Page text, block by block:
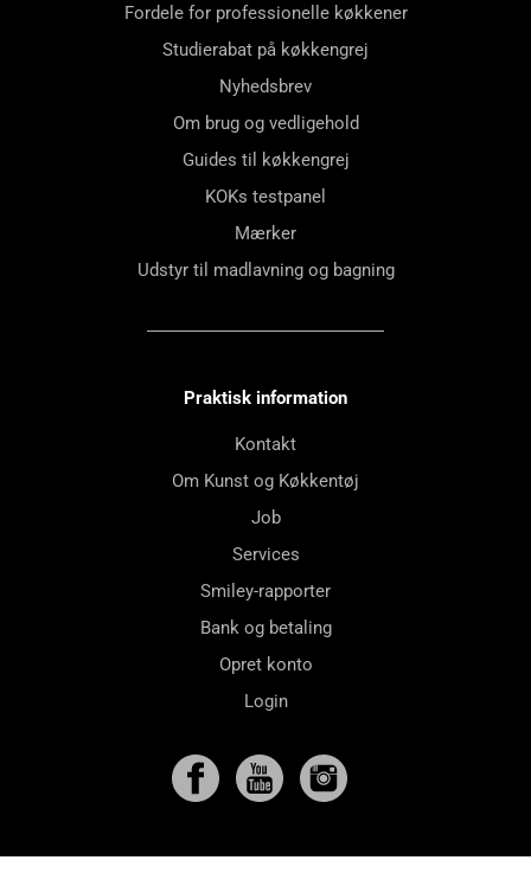
Fordele for professionelle køkkener
Studierabat på køkkengrej
Nyhedsbrev
Om brug og vedligehold
Guides til køkkengrej
KOKs testpanel
Mærker
Udstyr til madlavning og bagning
Praktisk information
Kontakt
Om Kunst og Køkkentøj
Job
Services
Smiley-rapporter
Bank og betaling
Opret konto
Login